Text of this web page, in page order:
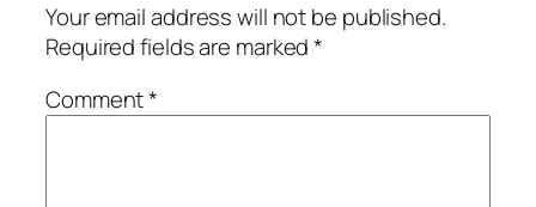
Your email address will not be published.
Required fields are marked*
Comment*